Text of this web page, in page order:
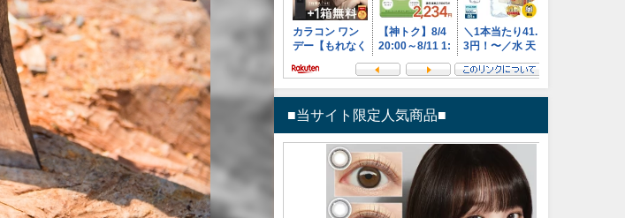
■当サイト限定人気商品■